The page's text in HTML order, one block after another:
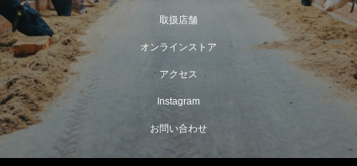
取扱店舗
オンラインストア
アクセス
Instagram
お問い合わせ